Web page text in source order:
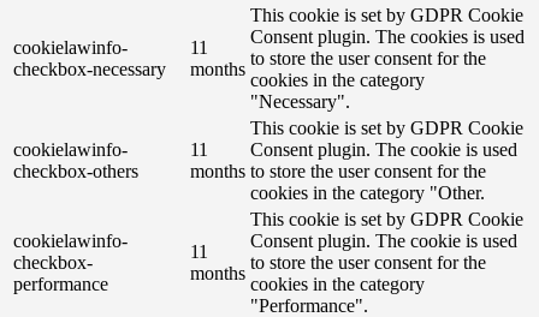
cookielawinfo-
checkbox-necessary
11
months
This cookie is set by GDPR Cookie
Consent plugin. The cookies is used
to store the user consent for the
cookies in the category
"Necessary".
cookielawinfo-
checkbox-others
11
months
This cookie is set by GDPR Cookie
Consent plugin. The cookie is used
to store the user consent for the
cookies in the category "Other.
cookielawinfo-
checkbox-
performance
11
months
This cookie is set by GDPR Cookie
Consent plugin. The cookie is used
to store the user consent for the
cookies in the category
"Performance".